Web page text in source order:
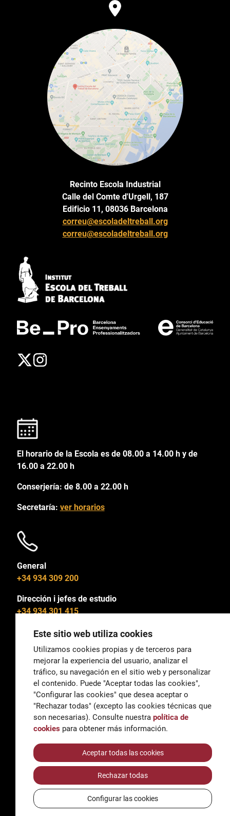
Recinto Escola Industrial
Calle del Comte d'Urgell, 187
Edificio 11, 08036 Barcelona
correu@escoladeltreball.org
correu@escoladeltreball.org
El horario de la Escola es de 08.00 a 14.00 h y de
16.00 a 22.00 h
Conserjería: de 8.00 a 22.00 h
Secretaría: ver horarios
General
+34 934 309 200
Dirección i jefes de estudio
+34 934 301 415
General
correu@escoladeltreball.org
Información
informacio@escoladeltreball.org
Trámites de secretaría
AccessibilidadAviso legal y Política de Privacidad
Política de cookies
Créditos
Este sitio web utiliza cookies
Utilizamos cookies propias y de terceros para
mejorar la experiencia del usuario, analizar el
tráfico, su navegación en el sitio web y personalizar
el contenido. Puede "Aceptar todas las cookies",
"Configurar las cookies" que desea aceptar o
"Rechazar todas" (excepto las cookies técnicas que
son necesarias). Consulte nuestra política de
cookies para obtener más información.
Aceptar todas las cookies
Rechazar todas
Configurar las cookies